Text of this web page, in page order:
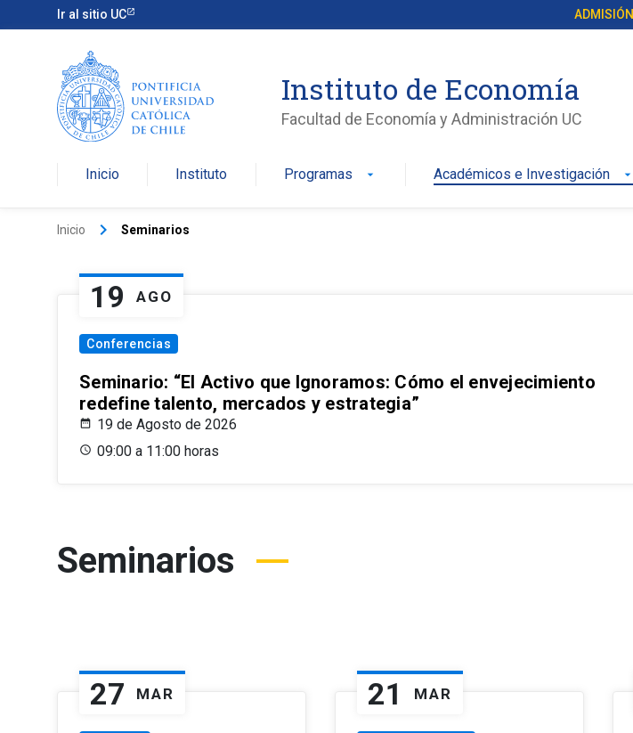
Ir al sitio UC ADMISIÓN
Instituto de Economía
Facultad de Economía y Administración UC
Inicio Instituto Programas arrow_drop_down Académicos e Investigación arrow_drop_down
Inicio keyboard_arrow_right Seminarios
19 AGO
Conferencias
Seminario: “El Activo que Ignoramos: Cómo el envejecimiento
redefine talento, mercados y estrategia”
19 de Agosto de 2026
09:00 a 11:00 horas
Seminarios
27 MAR 21 MAR